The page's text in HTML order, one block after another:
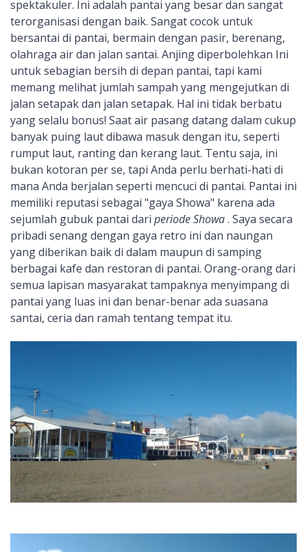
spektakuler. Ini adalah pantai yang besar dan sangat
terorganisasi dengan baik. Sangat cocok untuk
bersantai di pantai, bermain dengan pasir, berenang,
olahraga air dan jalan santai. Anjing diperbolehkan Ini
untuk sebagian bersih di depan pantai, tapi kami
memang melihat jumlah sampah yang mengejutkan di
jalan setapak dan jalan setapak. Hal ini tidak berbatu
yang selalu bonus! Saat air pasang datang dalam cukup
banyak puing laut dibawa masuk dengan itu, seperti
rumput laut, ranting dan kerang laut. Tentu saja, ini
bukan kotoran per se, tapi Anda perlu berhati-hati di
mana Anda berjalan seperti mencuci di pantai. Pantai ini
memiliki reputasi sebagai "gaya Showa" karena ada
sejumlah gubuk pantai dari periode Showa. Saya secara
pribadi senang dengan gaya retro ini dan naungan
yang diberikan baik di dalam maupun di samping
berbagai kafe dan restoran di pantai. Orang-orang dari
semua lapisan masyarakat tampaknya menyimpang di
pantai yang luas ini dan benar-benar ada suasana
santai, ceria dan ramah tentang tempat itu.